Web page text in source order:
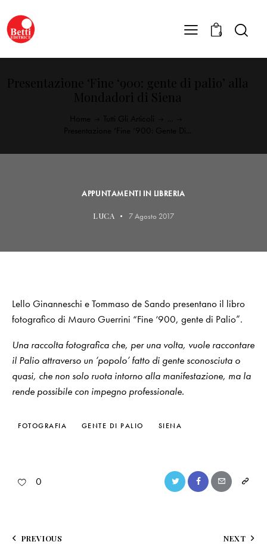
0
APPUNTAMENTI IN LIBRERIA
LUCA 7 Agosto 2017
Lello Ginanneschi e Tommaso de Sando presentano il libro
fotografico di Mauro Guerrini “Fine ‘900, gente di Palio”.
Una raccolta fotografica che, per una volta, vuole raccontare
il Palio attraverso un ‘popolo’ fatto di gente sconosciuta o
quasi, che non solo ruota intorno alla manifestazione, ma la
rende possibile con impegno professionale.
FOTOGRAFIA GENTE DI PALIO SIENA
0
PREVIOUS NEXT